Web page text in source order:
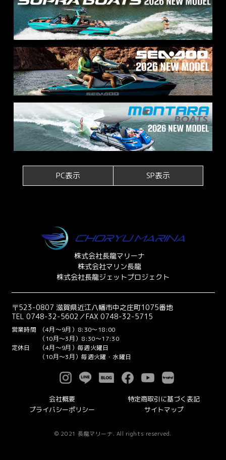
PC表示 SP表示
株式会社長龍マリーナ
株式会社マリン長龍
株式会社長龍ジェットプロジェクト
〒523-0807 滋賀県近江八幡市中之庄町1075番地
TEL 0748-32-5602／FAX 0748-32-5715
営業時間
（4月～9月）8:30～18:00
（10月～3月）8:30～17:30
定休日
（4月～9月）毎週火曜日
（10月～3月）毎週火曜・水曜日
会社概要
特定商取引に基づく表記
プライバシーポリシー
サイトマップ
© 2021 長龍マリーナ. All rights reserved.